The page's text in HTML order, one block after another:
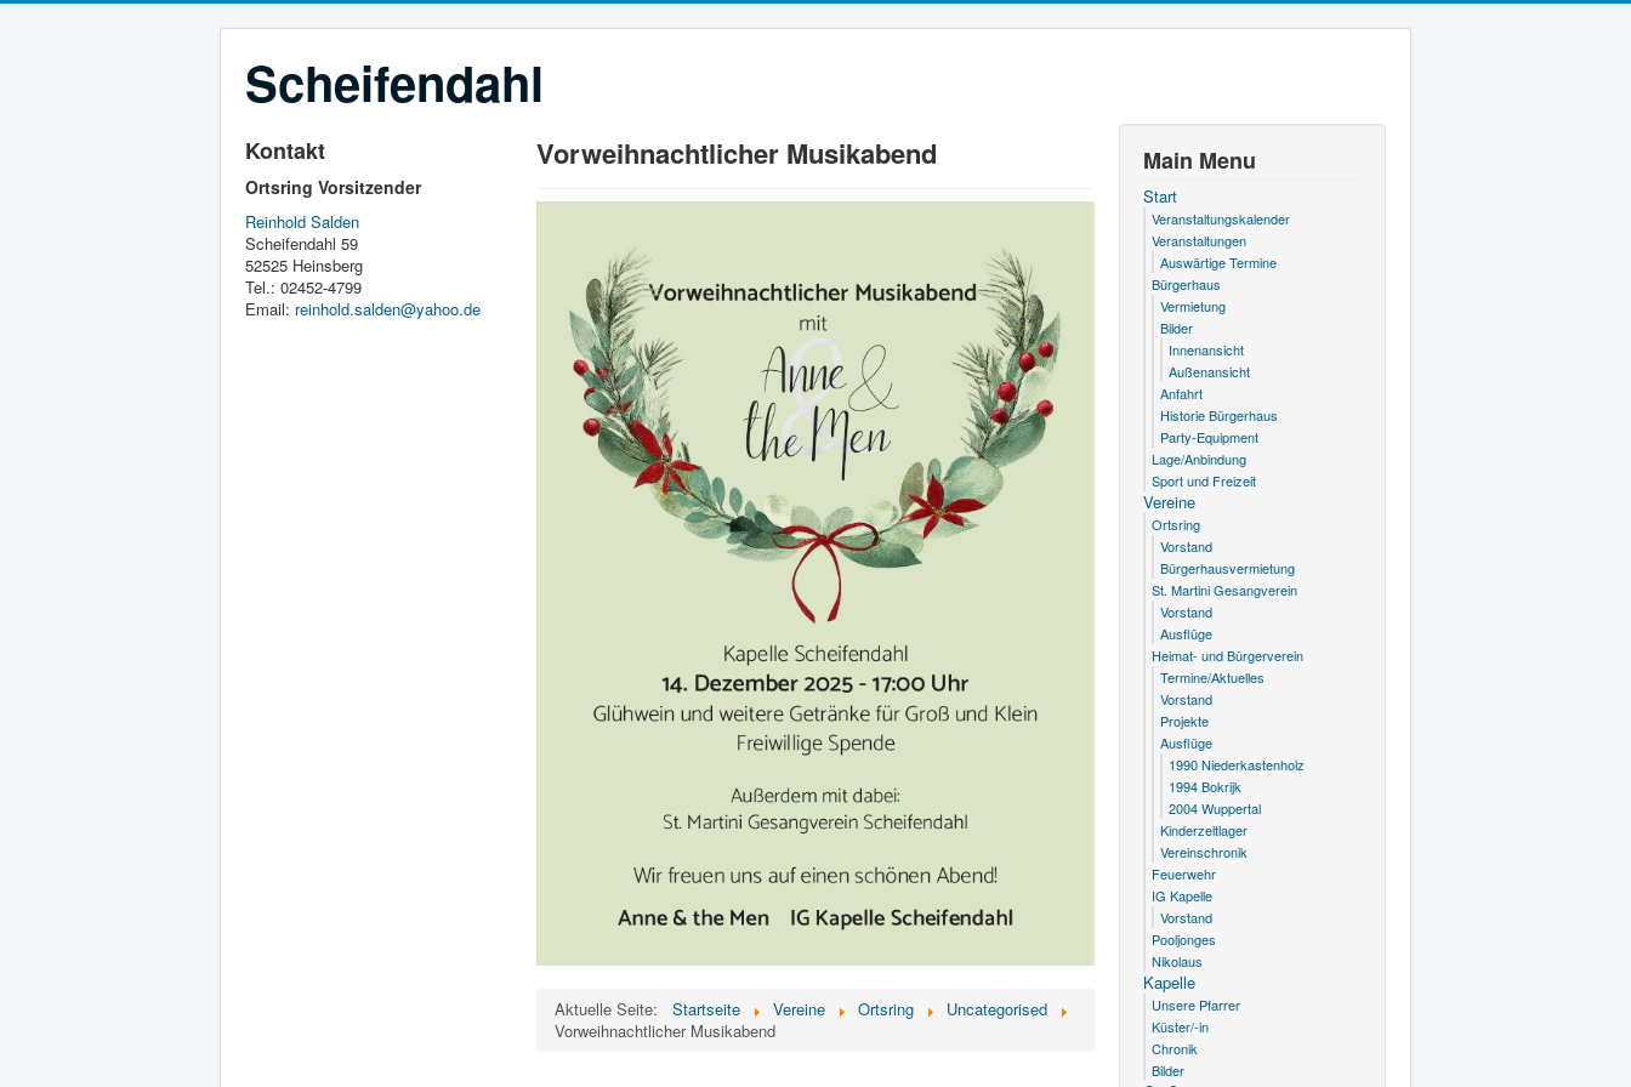
Scheifendahl
Kontakt
Ortsring Vorsitzender
Reinhold Salden
Scheifendahl 59
52525 Heinsberg
Tel.: 02452-4799
Email: reinhold.salden@yahoo.de
Vorweihnachtlicher Musikabend
Aktuelle Seite: Startseite Vereine Ortsring
Uncategorised
Vorweihnachtlicher Musikabend
Main Menu
Start
Veranstaltungskalender
Veranstaltungen
Auswärtige Termine
Bürgerhaus
Vermietung
Bilder
Innenansicht
Außenansicht
Anfahrt
Historie Bürgerhaus
Party-Equipment
Lage/Anbindung
Sport und Freizeit
Vereine
Ortsring
Vorstand
Bürgerhausvermietung
St. Martini Gesangverein
Vorstand
Ausflüge
Heimat- und Bürgerverein
Termine/Aktuelles
Vorstand
Projekte
Ausflüge
1990 Niederkastenholz
1994 Bokrijk
2004 Wuppertal
Kinderzeltlager
Vereinschronik
Feuerwehr
IG Kapelle
Vorstand
Pooljonges
Nikolaus
Kapelle
Unsere Pfarrer
Küster/-in
Chronik
Bilder